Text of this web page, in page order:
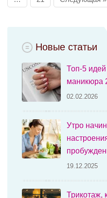
Новые статьи
Топ-5 идей
маникюра
02.02.2026
Утро
19.12.2025
Трикотаж,